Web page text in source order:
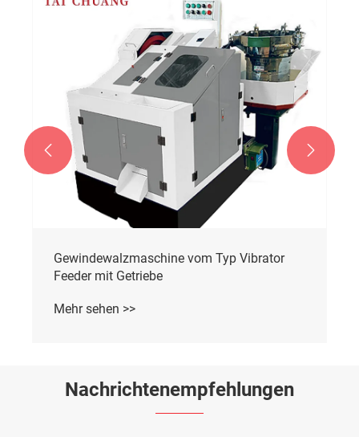
Trichter-Gewindewalzmaschine
 
Nachrichtenempfehlungen